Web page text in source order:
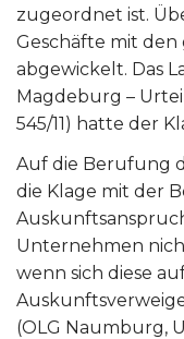
zugeordnet ist.
Geschäfte mit
abgewickelt. Das
Magdeburg –
545/11) hatte der
Auf die Berufung
die Klage mit der
Unternehmen
wenn sich diese
(OLG Naumburg,